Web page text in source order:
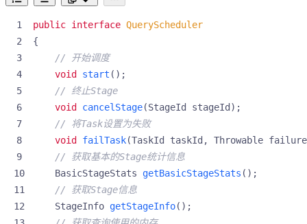
public interface QueryScheduler
{
// 开始调度
void
start ();
// 终止Stage
void
cancelStage(StageId stageId );
// 将Task设置为失败
void
failTask(TaskId taskId , Throwable
// 获取基本的Stage统计信息
BasicStageStats
getBasicStageStats ();
// 获取Stage信息
StageInfo getStageInfo();